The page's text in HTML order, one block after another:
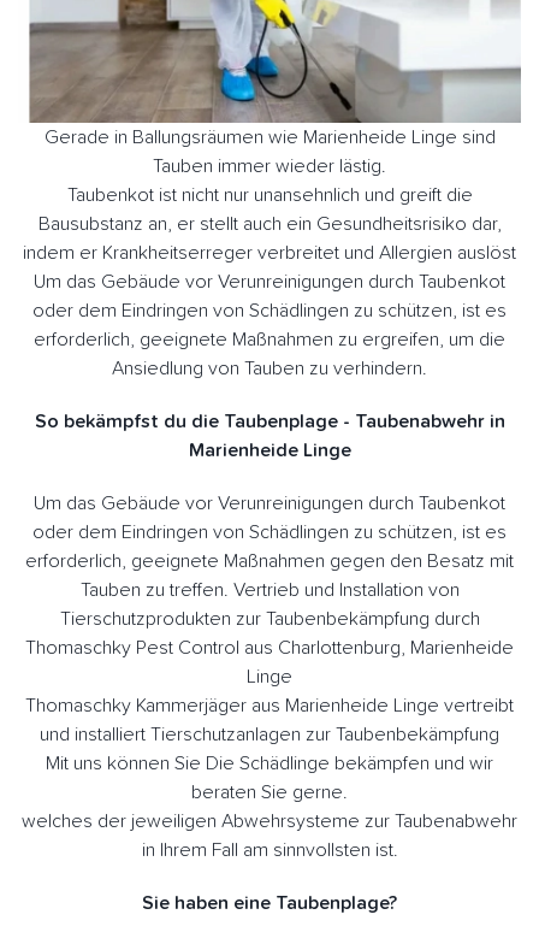
Gerade in Ballungsräumen wie Marienheide Linge sind
Tauben immer wieder lästig.
Taubenkot ist nicht nur unansehnlich und greift die
Bausubstanz an, er stellt auch ein Gesundheitsrisiko dar,
indem er Krankheitserreger verbreitet und Allergien auslöst
Um das Gebäude vor Verunreinigungen durch Taubenkot
oder dem Eindringen von Schädlingen zu schützen, ist es
erforderlich, geeignete Maßnahmen zu ergreifen, um die
Ansiedlung von Tauben zu verhindern.
So bekämpfst du die Taubenplage - Taubenabwehr in
Marienheide Linge
Um das Gebäude vor Verunreinigungen durch Taubenkot
oder dem Eindringen von Schädlingen zu schützen, ist es
erforderlich, geeignete Maßnahmen gegen den Besatz mit
Tauben zu treffen. Vertrieb und Installation von
Tierschutzprodukten zur Taubenbekämpfung durch
Thomaschky Pest Control aus Charlottenburg, Marienheide
Linge
Thomaschky Kammerjäger aus Marienheide Linge vertreibt
und installiert Tierschutzanlagen zur Taubenbekämpfung
Mit uns können Sie Die Schädlinge bekämpfen und wir
beraten Sie gerne.
welches der jeweiligen Abwehrsysteme zur Taubenabwehr
in Ihrem Fall am sinnvollsten ist.
Sie haben eine Taubenplage?